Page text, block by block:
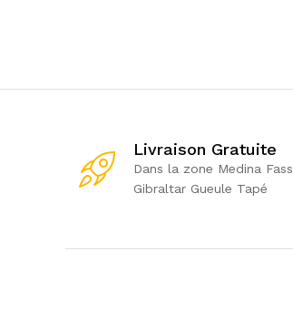
Livraison Gratuite
Dans la zone Medina Fass
Gibraltar Gueule Tapé